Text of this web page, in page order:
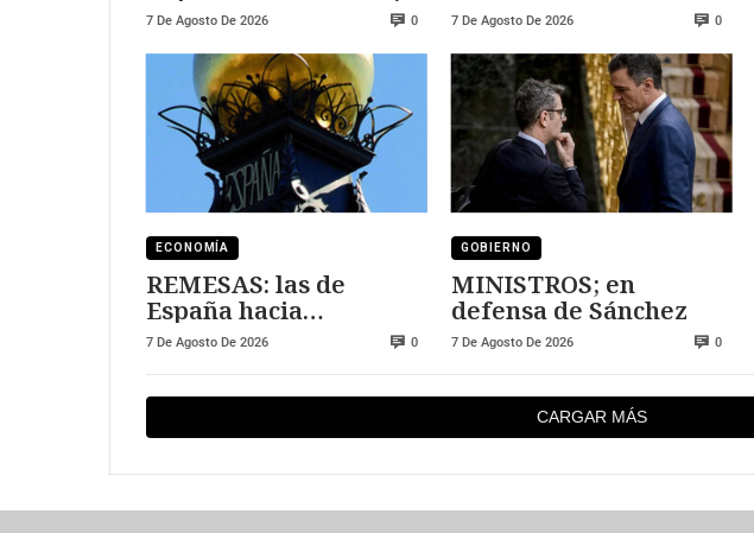
al sector tecnológico
7 De Agosto De 2026 0 DUREZA
7 De Agosto De 2026 0
ECONOMÍA
REMESAS: las de
España hacia
Marruecos se han
7 De Agosto De 2026 0
GOBIERNO
MINISTROS; en
defensa de Sánchez
7 De Agosto De 2026 0
CARGAR MÁS